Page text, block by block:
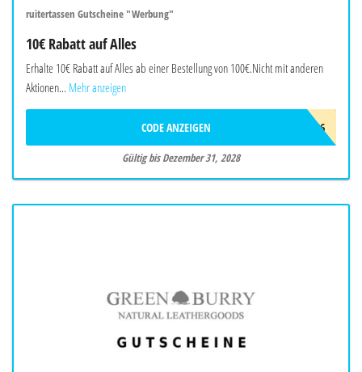
ruitertassen Gutscheine "Werbung"
10€ Rabatt auf Alles
Erhalte 10€ Rabatt auf Alles ab einer Bestellung von 100€.Nicht mit anderen
Aktionen... Mehr anzeigen
RT-10-AD26
CODE ANZEIGEN
Gültig bis Dezember 31, 2028